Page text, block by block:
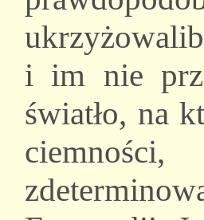
i im nie
światło, na